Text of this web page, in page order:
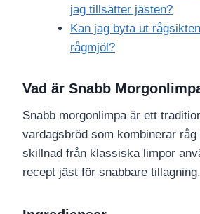
jag tillsätter jästen?
Kan jag byta ut
rågmjöl?
Vad är Snabb
Snabb morgonlimpa är ett
vardagsbröd som kombinerar
skillnad från klassiska limpor
recept jäst för snabbare tillagning.